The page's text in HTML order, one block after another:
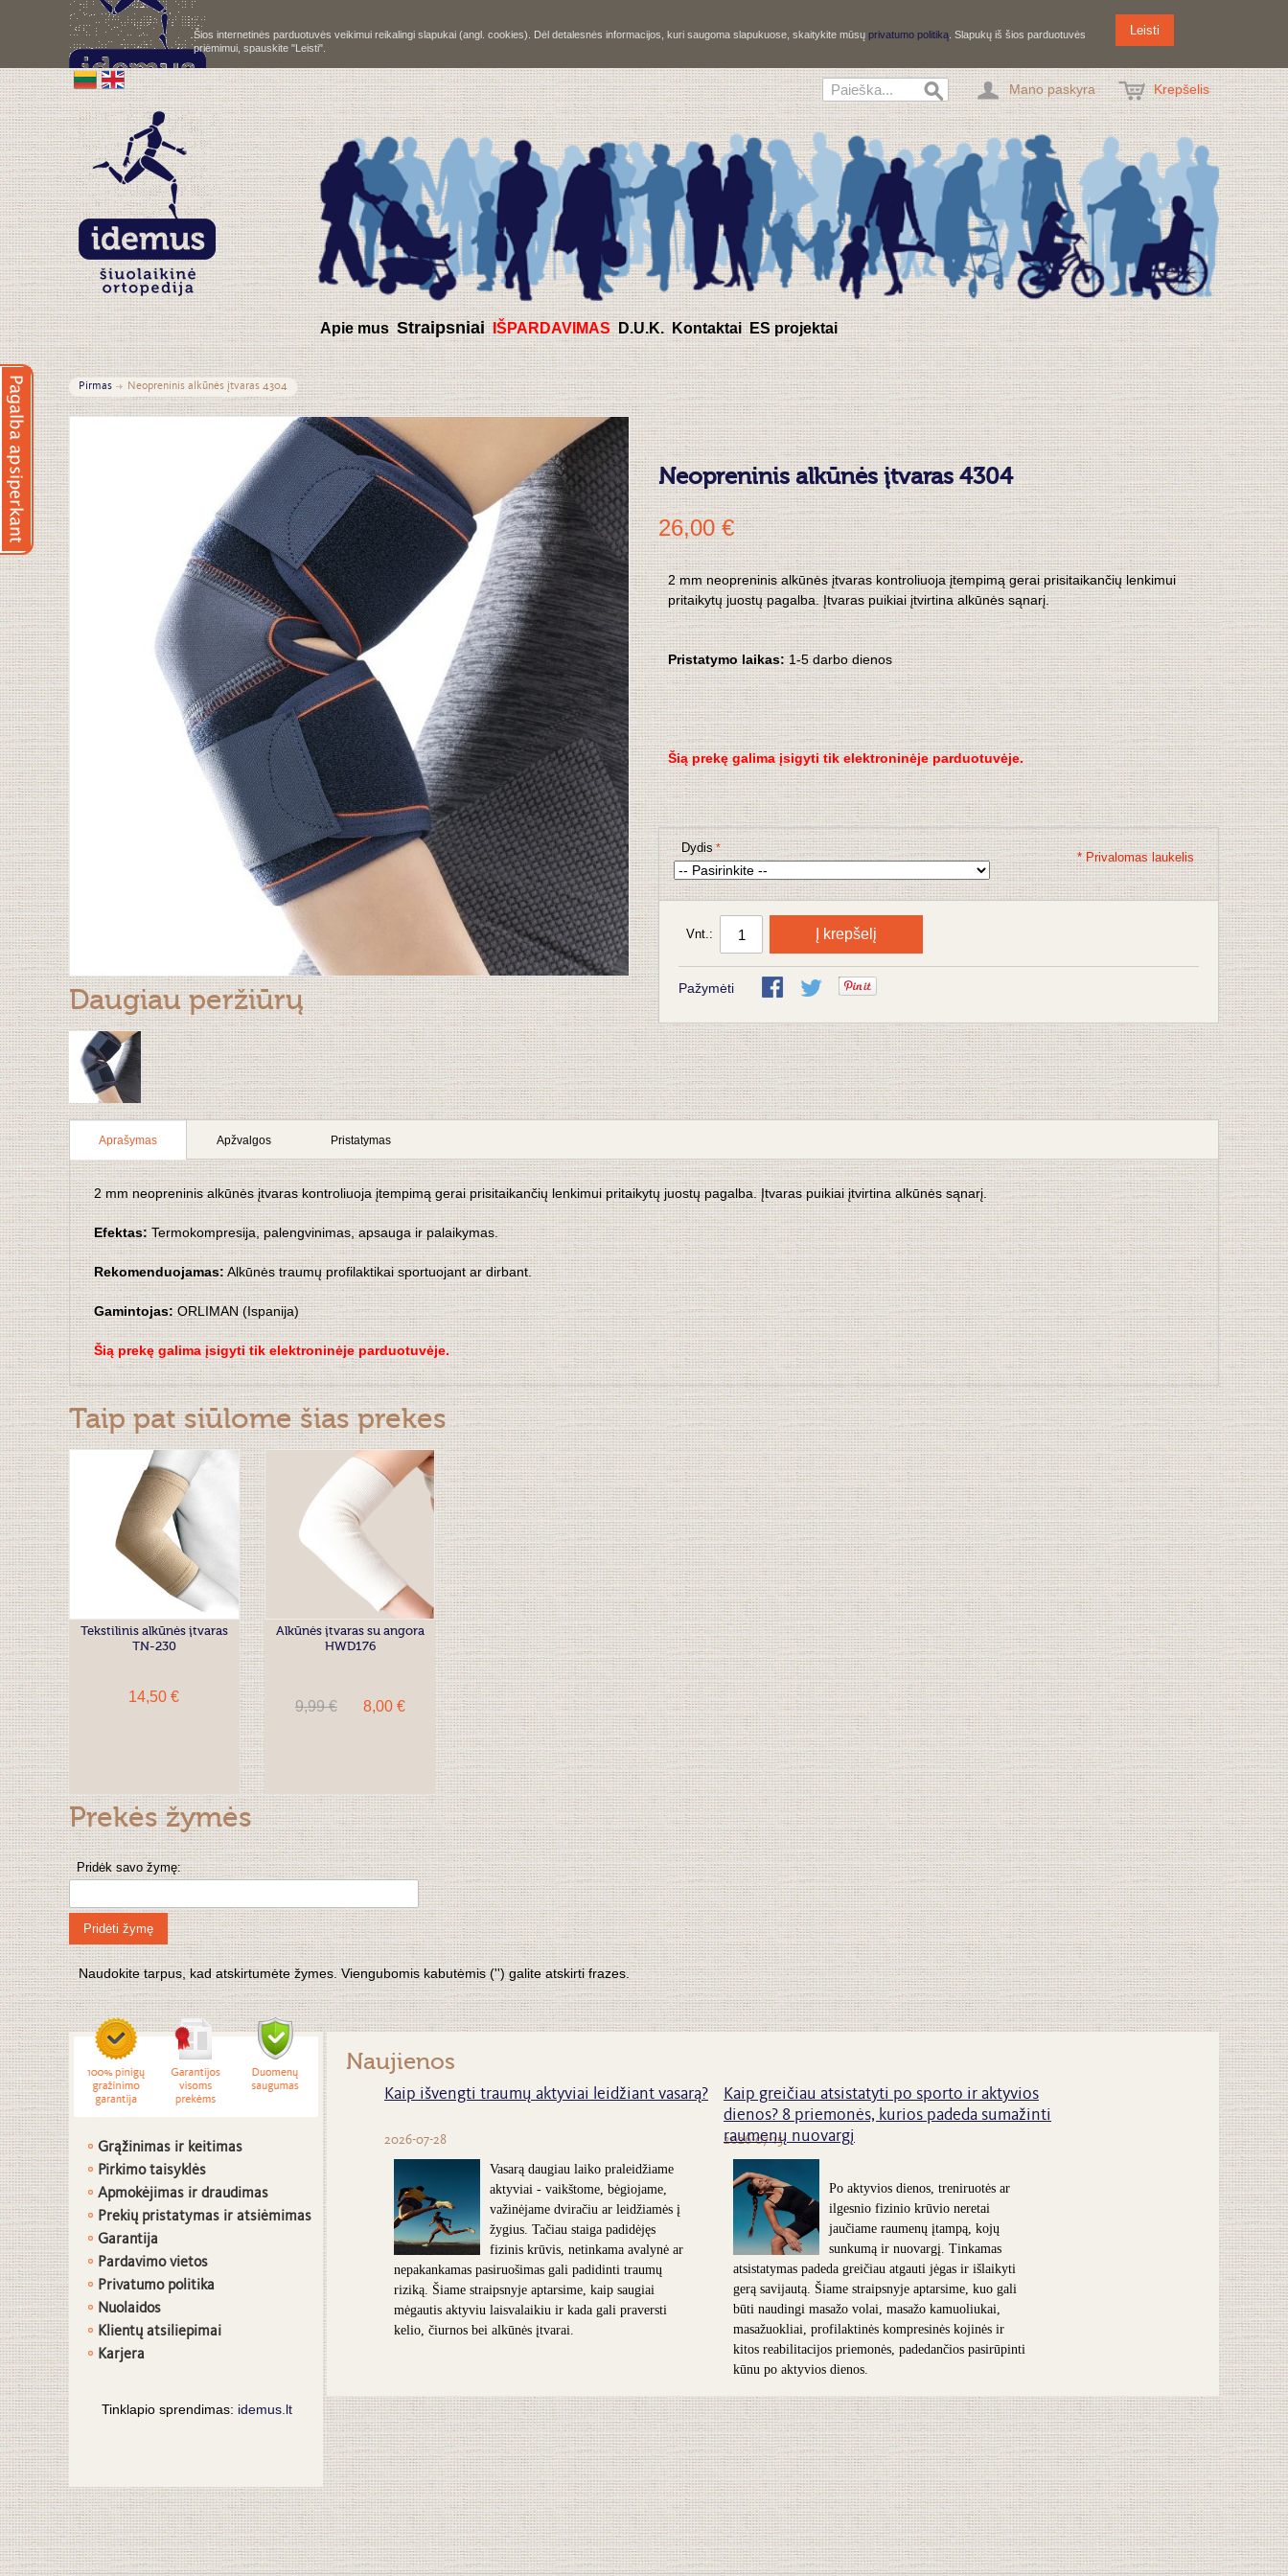
Šios internetinės parduotuvės veikimui reikalingi slapukai (angl. cookies). Dėl detalesnės informacijos, kuri saugoma slapukuose, skaitykite mūsų privatumo politiką . Slapukų iš šios parduotuvės
priėmimui, spauskite "Leisti".
Leisti
Mano paskyra Krepšelis
Apie mus Straipsniai IŠPARDAVIMAS D.U.K. Kontaktai ES projektai
Pirmas Neopreninis alkūnės įtvaras 4304
Daugiau peržiūrų
Neopreninis alkūnės įtvaras 4304
26,00 €
2 mm neopreninis alkūnės įtvaras kontroliuoja įtempimą gerai prisitaikančių lenkimui
pritaikytų juostų pagalba. Įtvaras puikiai įtvirtina alkūnės sąnarį.
Pristatymo laikas:1-5 darbo dienos
Šią prekę galima įsigyti tik elektroninėje parduotuvėje.
Dydis
* Privalomas laukelis
Vnt.: Į krepšelį
Pažymėti
Aprašymas Apžvalgos Pristatymas
2 mm neopreninis alkūnės įtvaras kontroliuoja įtempimą gerai prisitaikančių lenkimui pritaikytų juostų pagalba. Įtvaras puikiai įtvirtina alkūnės sąnarį.
Efektas:Termokompresija, palengvinimas, apsauga ir palaikymas.
Rekomenduojamas:Alkūnės traumų profilaktikai sportuojant ar dirbant.
Gamintojas:ORLIMAN (Ispanija)
Šią prekę galima įsigyti tik elektroninėje parduotuvėje.
Taip pat siūlome šias prekes
Tekstilinis alkūnės įtvaras
TN-230
14,50 €
Alkūnės įtvaras su angora
HWD176
9,99 € 8,00 €
Prekės žymės
Pridėk savo žymę:
Pridėti žymę
Naudokite tarpus, kad atskirtumėte žymes. Viengubomis kabutėmis ('') galite atskirti frazes.
Grąžinimas ir keitimas
Pirkimo taisyklės
Apmokėjimas ir draudimas
Prekių pristatymas ir atsiėmimas
Garantija
Pardavimo vietos
Privatumo politika
Nuolaidos
Klientų atsiliepimai
Karjera
Tinklapio sprendimas: idemus.lt
Naujienos
Kaip išvengti traumų aktyviai leidžiant vasarą?
2026-07-28
Vasarą daugiau laiko praleidžiame
aktyviai - vaikštome, bėgiojame,
važinėjame dviračiu ar leidžiamės į
žygius. Tačiau staiga padidėjęs
fizinis krūvis, netinkama avalynė ar
nepakankamas pasiruošimas gali padidinti traumų
riziką. Šiame straipsnyje aptarsime, kaip saugiai
mėgautis aktyviu laisvalaikiu ir kada gali praversti
kelio, čiurnos bei alkūnės įtvarai.
Kaip greičiau atsistatyti po sporto ir aktyvios
dienos? 8 priemonės, kurios padeda sumažinti
raumenų nuovargį
2026-07-15
Po aktyvios dienos, treniruotės ar
ilgesnio fizinio krūvio neretai
jaučiame raumenų įtampą, kojų
sunkumą ir nuovargį. Tinkamas
atsistatymas padeda greičiau atgauti jėgas ir išlaikyti
gerą savijautą. Šiame straipsnyje aptarsime, kuo gali
būti naudingi masažo volai, masažo kamuoliukai,
masažuokliai, profilaktinės kompresinės kojinės ir
kitos reabilitacijos priemonės, padedančios pasirūpinti
kūnu po aktyvios dienos.